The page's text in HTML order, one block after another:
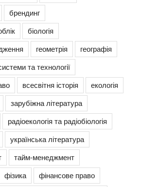
брендинг
біологія
геометрія
географія
та технології
всесвітня історія
екологія
зарубіжна література
радіоекологія та радіобіологія
українська література
тайм-менеджмент
фізика
фінансове право